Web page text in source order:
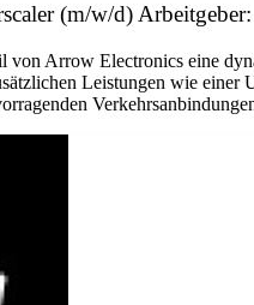
(m/w/d)
Arrow Electronics eine
Leistungen wie